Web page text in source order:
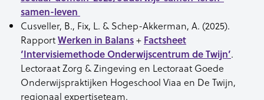
samen-leven
Cusveller, B., Fix, L. & Schep-Akkerman, A. (2025).
RapportWerken in Balans+ Factsheet
‘Intervisiemethode Onderwijscentrum de Twijn’.
Lectoraat Zorg & Zingeving en Lectoraat Goede
Onderwijspraktijken Hogeschool Viaa en De Twijn,
regionaal expertiseteam.